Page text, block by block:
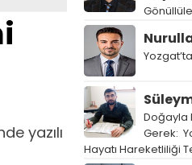
yazılı
Doğayla
Gerek:
Hayatı Hareketliliği